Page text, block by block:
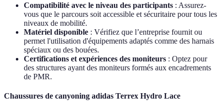
Compatibilité avec le niveau des participants : Assurez-
vous que le parcours soit accessible et sécuritaire pour tous les
niveaux de mobilité.
Matériel disponible : Vérifiez que l’entreprise fournit ou
permet l'utilisation d'équipements adaptés comme des harnais
spéciaux ou des bouées.
Certifications et expériences des moniteurs : Optez pour
des structures ayant des moniteurs formés aux encadrements
de PMR.
Chaussures de canyoning adidas Terrex Hydro Lace